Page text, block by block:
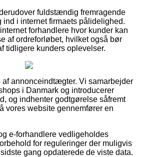
fuldstændig fremragende
ind i internet firmaets pålidelighed.
forhandlere hvor kunder kan
af ordreforløbet, hvilket også bør
tidligere kunders oplevelser.
af annonceindtægter. Vi samarbejder
i Danmark og introducerer
og indhenter godtgørelse såfremt
vores website gennemfører en
e-forhandlere vedligeholdes
for reguleringer der muligvis
gang opdaterede de viste data.